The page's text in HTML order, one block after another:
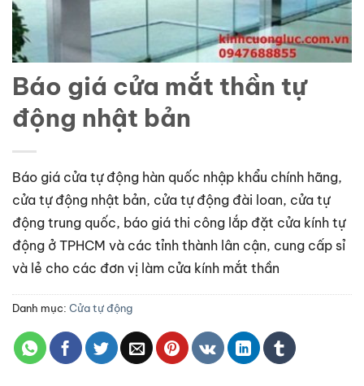
Báo giá cửa mắt thần tự
động nhật bản
Báo giá cửa tự động hàn quốc nhập khẩu chính hãng,
cửa tự động nhật bản, cửa tự động đài loan, cửa tự
động trung quốc, báo giá thi công lắp đặt cửa kính tự
động ở TPHCM và các tỉnh thành lân cận, cung cấp sỉ
và lẻ cho các đơn vị làm cửa kính mắt thần
Danh mục: Cửa tự động